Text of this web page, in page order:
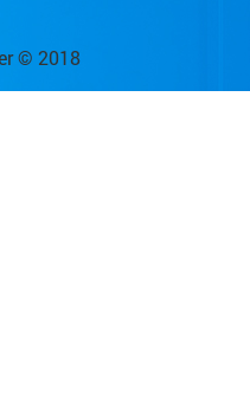
© 2018